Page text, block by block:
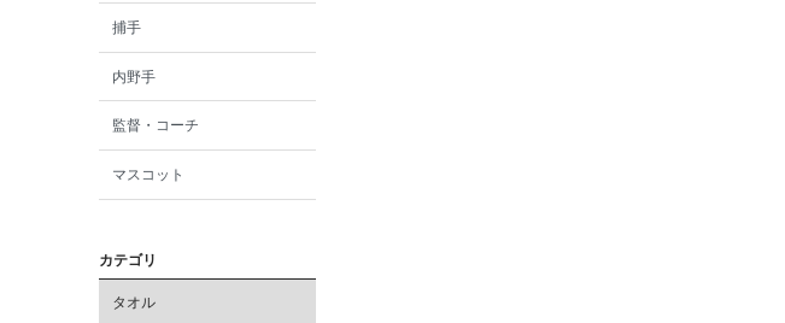
捕手
内野手
監督・コーチ
マスコット
カテゴリ
タオル